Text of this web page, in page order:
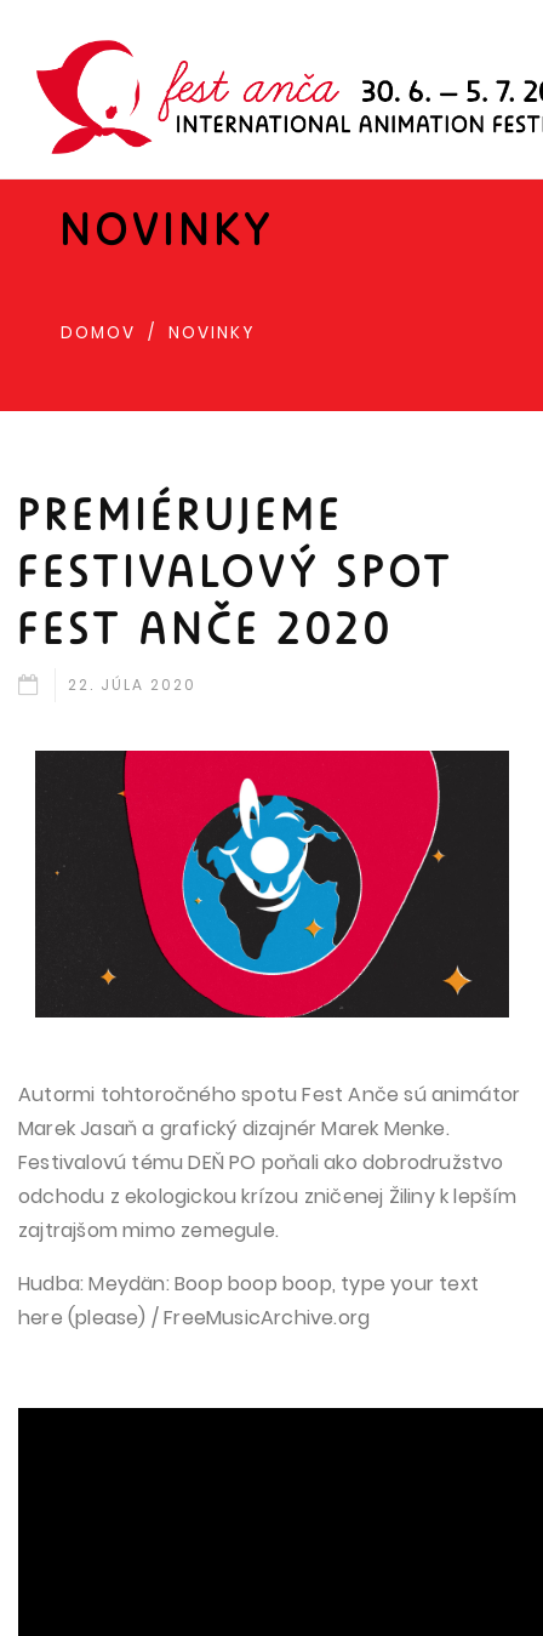
NOVINKY
DOMOV NOVINKY
PREMIÉRUJEME
FESTIVALOVÝ SPOT
FEST ANČE 2020
22. JÚLA 2020
Autormi tohtoročného spotu Fest Anče sú animátor
Marek Jasaň a grafický dizajnér Marek Menke.
Festivalovú tému DEŇ PO poňali ako dobrodružstvo
odchodu z ekologickou krízou zničenej Žiliny k lepším
zajtrajšom mimo zemegule.
Hudba:Meydän: Boop boop boop, type your text
here (please) / FreeMusicArchive.org